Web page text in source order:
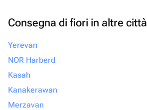
Consegna di fiori in altre città
Yerevan
NOR Harberd
Kasah
Kanakerawan
Merzavan